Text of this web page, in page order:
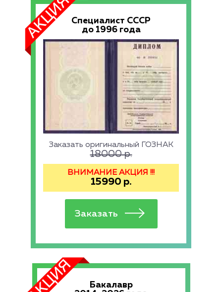
Специалист СССР
до 1996 года
Заказать оригинальный ГОЗНАК
18000р.
ВНИМАНИЕ АКЦИЯ !!!
15990 р.
Бакалавр